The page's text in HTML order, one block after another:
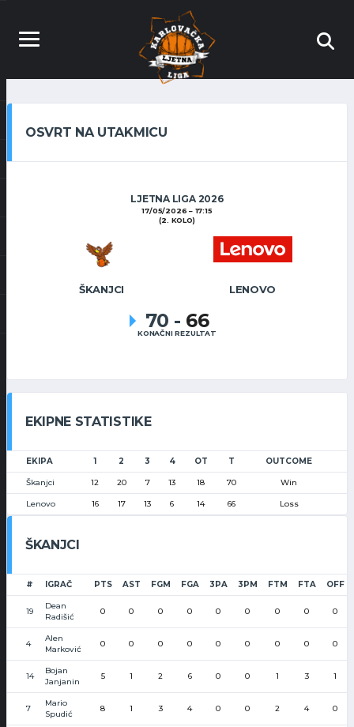
OSVRT NA UTAKMICU
LJETNA LIGA 2026
17/05/2026
17:15
(2. KOLO)
ŠKANJCI LENOVO
70 - 66
KONAČNI REZULTAT
EKIPNE STATISTIKE
EKIPA 1 2 3 4 OT T OUTCOME
Škanjci 12 20 7 13 18 70 Win
Lenovo 16 17 13 6 14 66 Loss
ŠKANJCI
# IGRAČ PTS AST FGM FGA 3PA 3PM FTM FTA OFF
19
Dean
Radišić
0 0 0 0 0 0 0 0 0
4
Alen
Marković
0 0 0 0 0 0 0 0 0
14
Bojan
Janjanin
5 1 2 6 0 0 1 3 1
7
Mario
Spudić
8 1 3 4 0 0 2 4 0